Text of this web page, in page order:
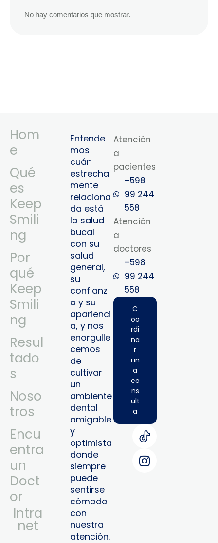
No hay comentarios que mostrar.
Hom
e
Qué
es
Keep
Smili
ng
Por
qué
Keep
Smili
ng
Resul
tado
s
Noso
tros
Encu
entra
un
Doct
or
Intra
Net
Entende
mos
cuán
estrecha
mente
relaciona
da está
la salud
bucal
con su
salud
general,
su
confianz
a y su
aparienci
a, y nos
enorgulle
cemos
de
cultivar
un
ambiente
dental
amigable
y
optimista
donde
siempre
puede
sentirse
cómodo
con
nuestra
atención.
Atención
a
pacientes
+598
99 244
558
Atención
a
doctores
+598
99 244
558‬‬
C
oo
rdi
na
r
un
a
co
ns
ult
a